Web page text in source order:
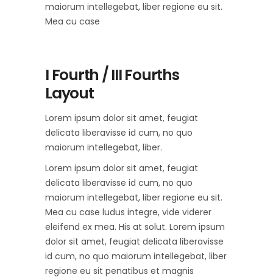
maiorum intellegebat, liber regione eu sit.
Mea cu case
I Fourth / III Fourths
Layout
Lorem ipsum dolor sit amet, feugiat
delicata liberavisse id cum, no quo
maiorum intellegebat, liber.
Lorem ipsum dolor sit amet, feugiat
delicata liberavisse id cum, no quo
maiorum intellegebat, liber regione eu sit.
Mea cu case ludus integre, vide viderer
eleifend ex mea. His at solut. Lorem ipsum
dolor sit amet, feugiat delicata liberavisse
id cum, no quo maiorum intellegebat, liber
regione eu sit penatibus et magnis